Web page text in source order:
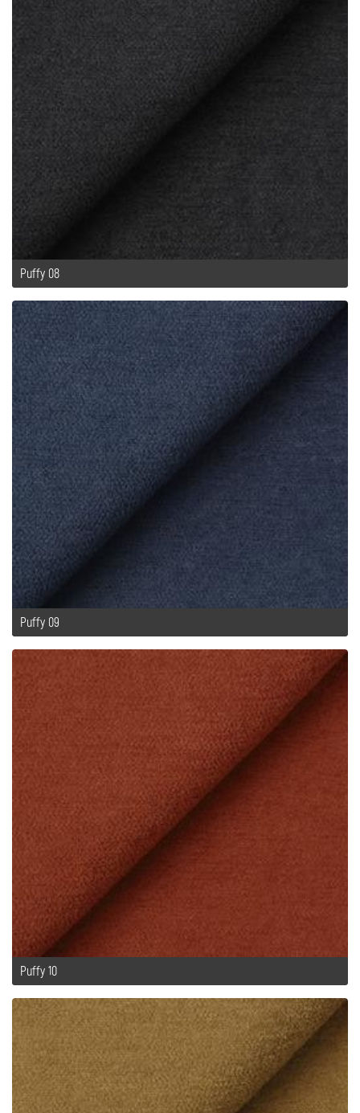
Puffy 08
Puffy 09
Puffy 10